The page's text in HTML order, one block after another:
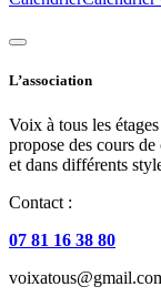
L’association
Voix à tous les
propose des cours
et dans différents
Contact :
07 81 16 38 80